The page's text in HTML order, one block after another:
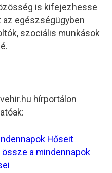
is kifejezhesse
egészségügyben
szociális munkások
hírportálon
Hőseit
a mindennapok